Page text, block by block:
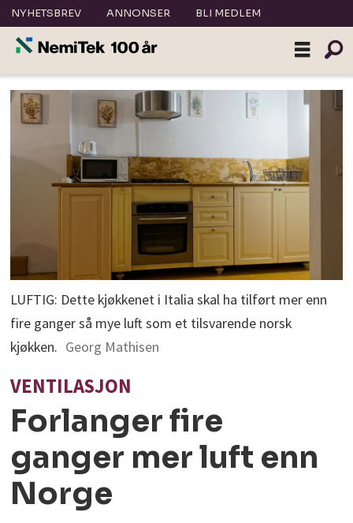
NYHETSBREV ANNONSER BLI MEDLEM
LUFTIG: Dette kjøkkenet i Italia skal ha tilført mer enn
fire ganger så mye luft som et tilsvarende norsk
kjøkken. Georg Mathisen
VENTILASJON
Forlanger fire
ganger mer luft enn
Norge